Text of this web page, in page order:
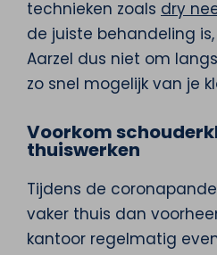
technieken zoals dry
de juiste behandeling
Aarzel dus niet om
zo snel mogelijk van je
Voorkom
thuiswerken
Tijdens de
vaker thuis dan
kantoor regelmatig